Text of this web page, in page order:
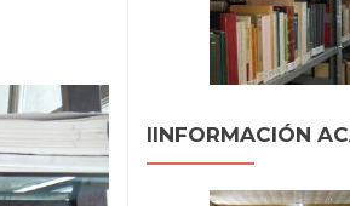
IINFORMACIÓN